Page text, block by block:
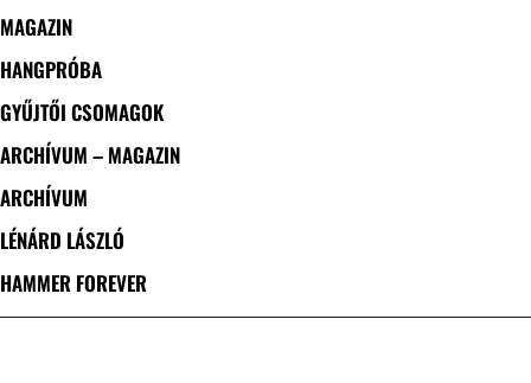
MAGAZIN
HANGPRÓBA
GYŰJTŐI CSOMAGOK
ARCHÍVUM – MAGAZIN
ARCHÍVUM
LÉNÁRD LÁSZLÓ
HAMMER FOREVER